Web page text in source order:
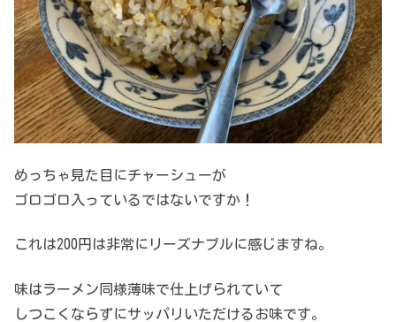
めっちゃ見た目にチャーシューが
ゴロゴロ入っているではないですか！
これは200円は非常にリーズナブルに感じますね。
味はラーメン同様薄味で仕上げられていて
しつこくならずにサッパリいただけるお味です。